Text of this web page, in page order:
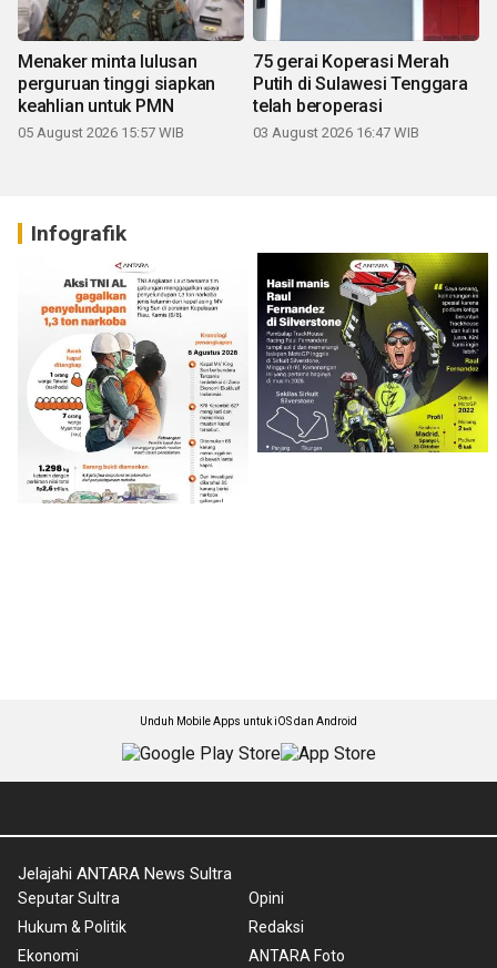
Menaker minta lulusan
perguruan tinggi siapkan
keahlian untuk PMN
05 August 2026 15:57 WIB
75 gerai Koperasi Merah
Putih di Sulawesi Tenggara
telah beroperasi
03 August 2026 16:47 WIB
Infografik
Unduh Mobile Apps untuk iOS dan Android
Jelajahi ANTARA News Sultra
Seputar Sultra
Hukum & Politik
Ekonomi
Opini
Redaksi
ANTARA Foto